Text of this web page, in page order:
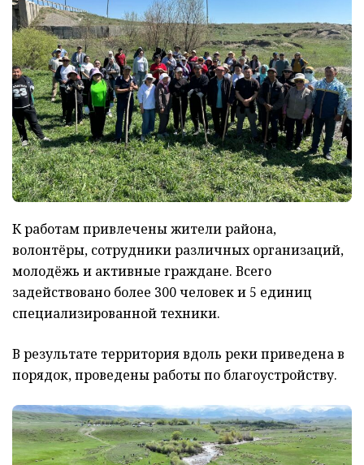
К работам привлечены жители района,
волонтёры, сотрудники различных организаций,
молодёжь и активные граждане. Всего
задействовано более 300 человек и 5 единиц
специализированной техники.
В результате территория вдоль реки приведена в
порядок, проведены работы по благоустройству.